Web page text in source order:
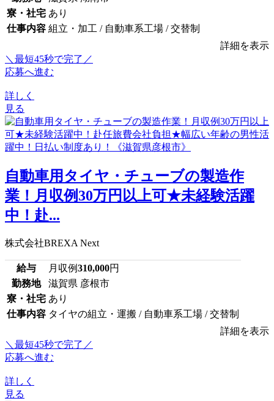
寮・社宅 あり
仕事内容 組立・加工 / 自動車系工場 / 交替制
詳細を表示
＼最短45秒で完了／
応募へ進む
詳しく
見る
自動車用タイヤ・チューブの製造作
業！月収例30万円以上可★未経験活躍
中！赴...
株式会社BREXA Next
給与 月収例310,000円
勤務地
滋賀県 彦根市
寮・社宅 あり
仕事内容 タイヤの組立・運搬 / 自動車系工場 / 交替制
詳細を表示
＼最短45秒で完了／
応募へ進む
詳しく
見る